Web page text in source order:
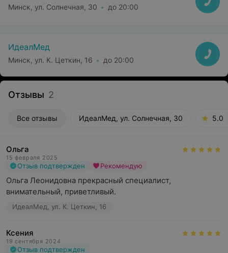
Минск, ул. Солнечная, 30 до 20:00
ИдеалМед
Минск, ул. К. Цеткин, 16 до 20:00
Отзывы 2
Все отзывы ИдеалМед, ул. Солнечная, 30 5.0
Ольга
15 февраля 2025
Отзыв подтвержден Рекомендую
Ольга Леонидовна прекрасный специалист,
внимательный, приветливый.
ИдеалМед, ул. К. Цеткин, 16
Ксения
19 сентября 2024
Отзыв подтвержден